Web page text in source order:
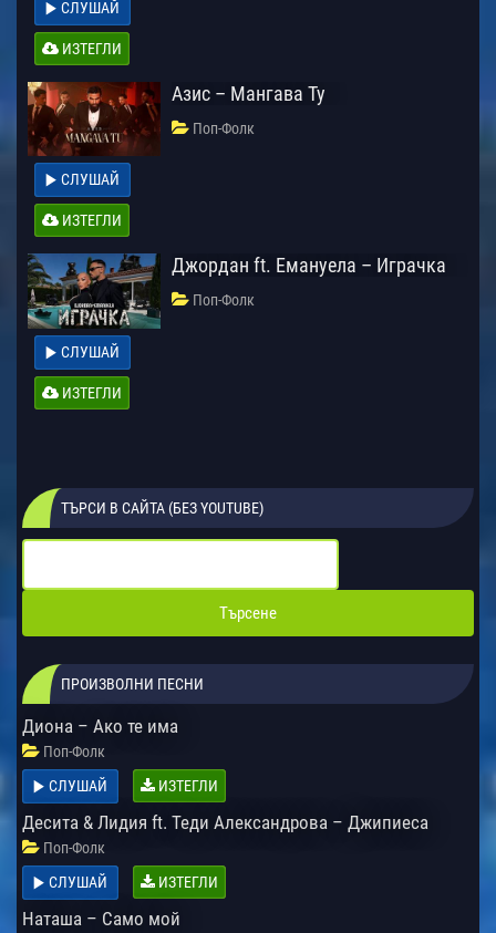
СЛУШАЙ
ИЗТЕГЛИ
Азис – Мангава Ту
Поп-Фолк
СЛУШАЙ
ИЗТЕГЛИ
Джордан ft. Емануела – Играчка
Поп-Фолк
СЛУШАЙ
ИЗТЕГЛИ
ТЪРСИ В САЙТА (БЕЗ YOUTUBE)
ПРОИЗВОЛНИ ПЕСНИ
Диона – Ако те има
Поп-Фолк
СЛУШАЙ
ИЗТЕГЛИ
Десита & Лидия ft. Теди Александрова – Джипиеса
Поп-Фолк
СЛУШАЙ
ИЗТЕГЛИ
Наташа – Само мой